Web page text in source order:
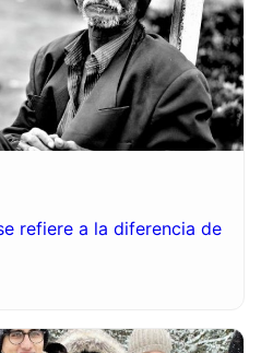
refiere a la diferencia de